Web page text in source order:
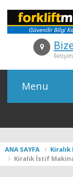
Menu
KURUMSAL
ÜRÜNLER
ANA SAYFA
Kiralık İstif